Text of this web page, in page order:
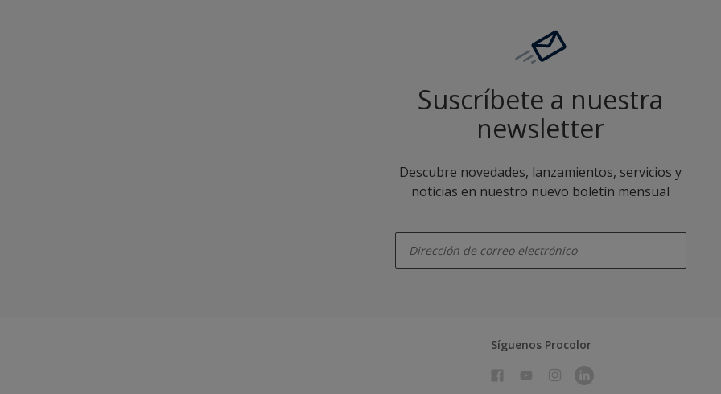
Suscríbete a nuestra
newsletter
Descubre novedades, lanzamientos, servicios y
noticias en nuestro nuevo boletín mensual
Síguenos Procolor